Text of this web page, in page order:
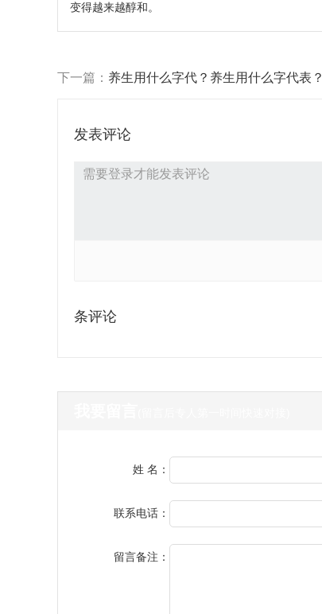
变得越来越醇和。
下一篇： 养生用什么字代？养生用什么字代表？
发表评论
条评论
姓 名：
联系电话：
留言备注：